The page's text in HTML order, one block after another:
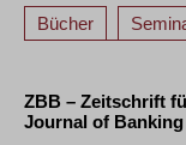
Bücher
ZBB – Zeitschrift
Journal of